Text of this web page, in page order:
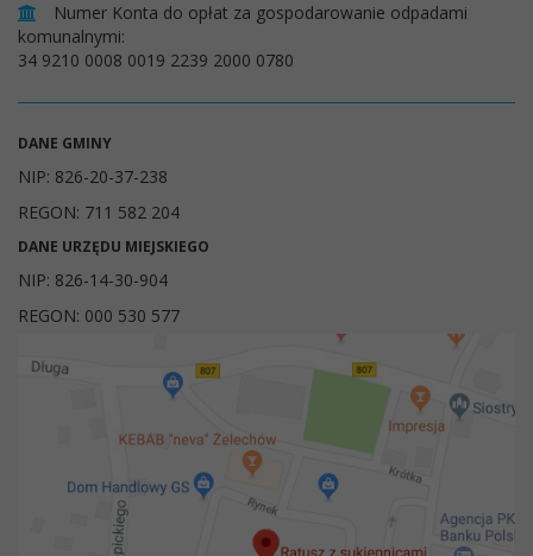
Numer Konta do opłat za gospodarowanie odpadami
komunalnymi:
34 9210 0008 0019 2239 2000 0780
DANE GMINY
NIP: 826-20-37-238
REGON: 711 582 204
DANE URZĘDU MIEJSKIEGO
NIP: 826-14-30-904
REGON: 000 530 577